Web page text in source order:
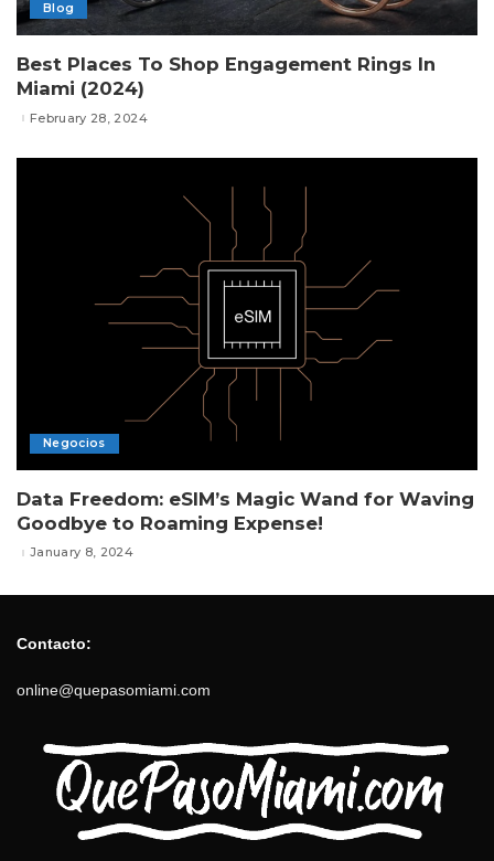
Blog
Best Places To Shop Engagement Rings In
Miami (2024)
February 28, 2024
Negocios
Data Freedom: eSIM’s Magic Wand for Waving
Goodbye to Roaming Expense!
January 8, 2024
Contacto:
online@quepasomiami.com